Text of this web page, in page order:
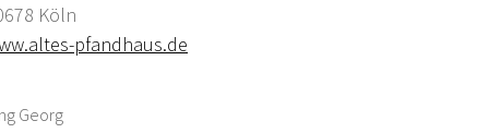
Köln
pfandhaus.de
Georg